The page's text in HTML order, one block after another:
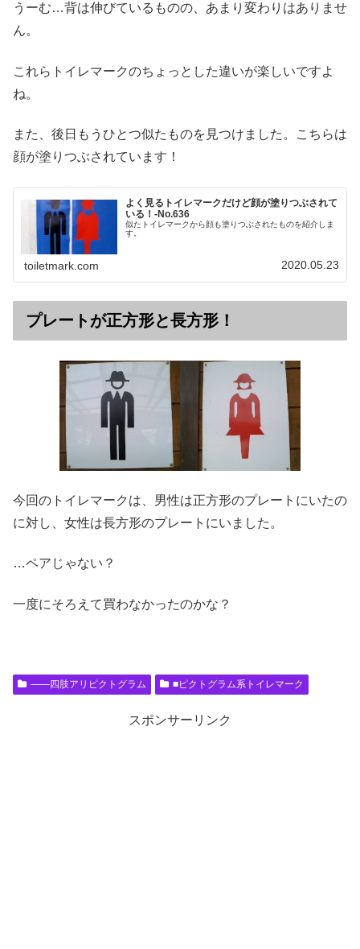
うーむ…背は伸びているものの、あまり変わりはありませ
ん。
これらトイレマークのちょっとした違いが楽しいですよ
ね。
また、後日もうひとつ似たものを見つけました。こちらは
顔が塗りつぶされています！
よく見るトイレマークだけど顔が塗りつぶされて
いる！‐No.636
似たトイレマークから顔も塗りつぶされたものを紹介しま
す。
toiletmark.com 2020.05.23
プレートが正方形と長方形！
今回のトイレマークは、男性は正方形のプレートにいたの
に対し、女性は長方形のプレートにいました。
…ペアじゃない？
一度にそろえて買わなかったのかな？
――四肢アリピクトグラム ■ピクトグラム系トイレマーク
スポンサーリンク